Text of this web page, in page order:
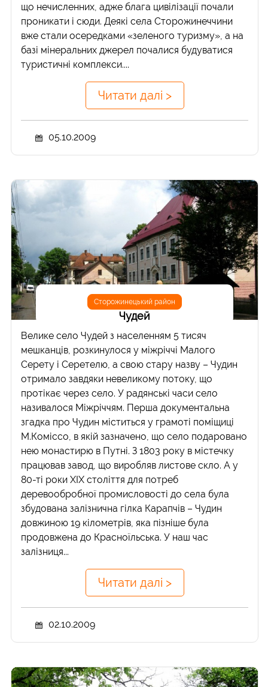
що нечисленних, адже блага цивілізації почали
проникати і сюди. Деякі села Сторожинеччини
вже стали осередками «зеленого туризму», а на
базі мінеральних джерел почалися будуватися
туристичні комплекси....
Читати далі >
05.10.2009
Сторожинецький район
Чудей
Велике село Чудей з населенням 5 тисяч
мешканців, розкинулося у міжріччі Малого
Серету і Серетелю, а свою стару назву – Чудин
отримало завдяки невеликому потоку, що
протікає через село. У радянські часи село
називалося Міжріччям. Перша документальна
згадка про Чудин міститься у грамоті поміщиці
М.Коміссо, в якій зазначено, що село подаровано
нею монастирю в Путні. З 1803 року в містечку
працював завод, що виробляв листове скло. А у
80-ті роки ХІХ століття для потреб
деревообробної промисловості до села була
збудована залізнична гілка Карапчів – Чудин
довжиною 19 кілометрів, яка пізніше була
продовжена до Красноїльська. У наш час
залізниця...
Читати далі >
02.10.2009